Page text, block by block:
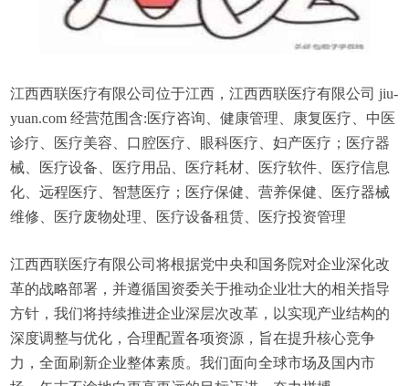
江西西联医疗有限公司位于江西，江西西联医疗有限公司 jiu-
yuan.com 经营范围含:医疗咨询、健康管理、康复医疗、中医
诊疗、医疗美容、口腔医疗、眼科医疗、妇产医疗；医疗器
械、医疗设备、医疗用品、医疗耗材、医疗软件、医疗信息
化、远程医疗、智慧医疗；医疗保健、营养保健、医疗器械
维修、医疗废物处理、医疗设备租赁、医疗投资管理
江西西联医疗有限公司将根据党中央和国务院对企业深化改
革的战略部署，并遵循国资委关于推动企业壮大的相关指导
方针，我们将持续推进企业深层次改革，以实现产业结构的
深度调整与优化，合理配置各项资源，旨在提升核心竞争
力，全面刷新企业整体素质。我们面向全球市场及国内市